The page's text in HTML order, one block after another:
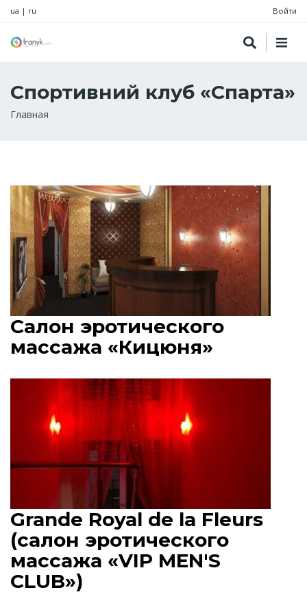
ua | ru Войти
Спортивний клуб «Спарта»
Строка
Главная
Салон эротического
массажа «Кицюня»
Grande Royal de la Fleurs
(салон эротического
массажа «VIP MEN'S
CLUB»)